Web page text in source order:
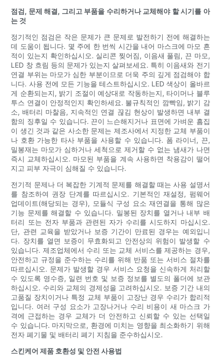
점검, 문제 해결, 그리고 부품을 수리하거나 교체해야 할 시기를 아
는 것
정기적인 점검은 작은 문제가 큰 문제로 발전하기 전에 해결하는
데 도움이 됩니다. 몇 주에 한 번씩 시간을 내어 마스크에 마모 흔
적이 있는지 확인하십시오. 실리콘 찢어짐, 이음새 풀림, 끈 마모,
LED 창 흐림 등의 문제가 있는지 살펴보세요. 특히 이음새와 전기
연결 부위는 마모가 심한 부분이므로 더욱 주의 깊게 점검해야 합
니다. 사용 전에 모든 기능을 테스트하십시오. LED 색상이 올바르
게 순환되는지, 밝기 조절이 예상대로 작동하는지, 타이머나 블루
투스 연결이 안정적인지 확인하세요. 불규칙적인 깜빡임, 밝기 감
소, 배터리 마찰음, 지속적인 연결 끊김 현상이 발생하면 내부 결
함의 징후일 수 있습니다. 끈이 느슨해지거나 표면에 가벼운 흠집
이 생긴 것과 같은 사소한 문제는 제조사에서 지정한 교체 부품이
나 호환 가능한 타사 부품을 사용할 수 있습니다. 폼 라이너, 끈,
밀봉재는 마모가 심하거나 세척으로 제거할 수 없는 냄새가 나면
즉시 교체하십시오. 마모된 부품을 계속 사용하면 착용감이 떨어
지고 피부 자극이 심해질 수 있습니다.
전기적 문제나 더 복잡한 기계적 문제를 해결할 때는 사용 설명서
를 참조하여 권장 단계를 따르십시오. 기본적인 재설정, 펌웨어
업데이트(해당되는 경우), 모듈식 구성 요소 재연결을 통해 많은
기능 문제를 해결할 수 있습니다. 밀봉된 장치를 열거나 내부 배
터리 또는 전자 부품과 관련된 자가 수리를 시도하지 마십시오.
단, 관련 교육을 받았거나 보증 기간이 만료된 경우는 예외입니
다. 장치를 열면 보증이 무효화되고 안전상의 위험이 발생할 수
있습니다. 제조업체에서 수리 또는 교체 서비스를 제공하는 경우,
안전하고 규정을 준수하는 수리를 위해 반품 또는 서비스 절차를
따르십시오. 문제가 발생할 경우 서비스 요청을 신속하게 처리할
수 있도록 영수증, 일련 번호 및 보증 정보를 별도의 폴더에 보관
하십시오. 수리와 교체의 경제성을 고려하십시오. 보증 기간 내의
고품질 장치이거나 특정 교체 부품이 고장난 경우 수리가 합리적
입니다. 여러 구성 요소가 고장나거나 수리 비용이 새 마스크 가
격에 근접하는 경우 교체가 더 안전하고 신뢰할 수 있는 선택일
수 있습니다. 마지막으로, 환경에 미치는 영향을 최소화하기 위해
전자 폐기물 및 배터리 폐기 지침을 준수하십시오.
스킨케어 제품 호환성 및 안전 사용법